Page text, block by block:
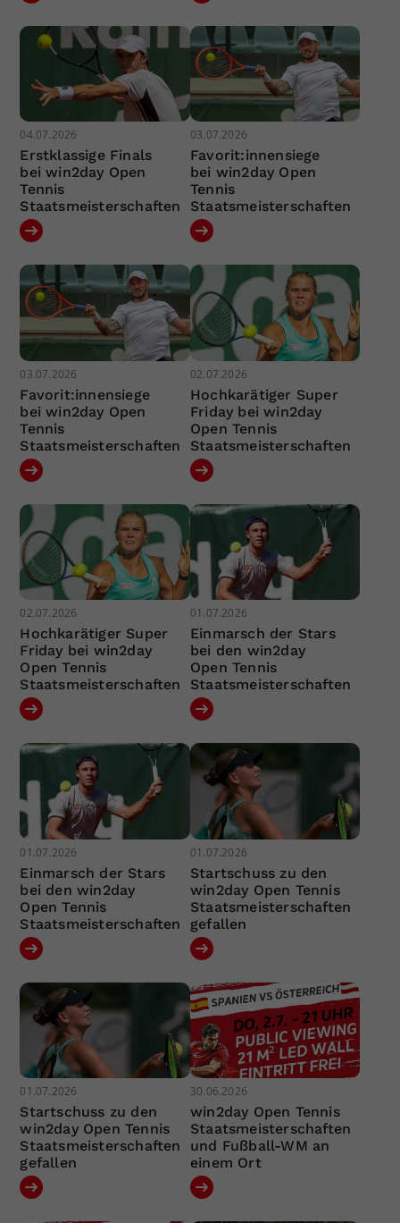
04.07.2026
Erstklassige Finals
bei win2day Open
Tennis
Staatsmeisterschaften
03.07.2026
Favorit:innensiege
bei win2day Open
Tennis
Staatsmeisterschaften
03.07.2026
Favorit:innensiege
bei win2day Open
Tennis
Staatsmeisterschaften
02.07.2026
Hochkarätiger Super
Friday bei win2day
Open Tennis
Staatsmeisterschaften
02.07.2026
Hochkarätiger Super
Friday bei win2day
Open Tennis
Staatsmeisterschaften
01.07.2026
Einmarsch der Stars
bei den win2day
Open Tennis
Staatsmeisterschaften
01.07.2026
Einmarsch der Stars
bei den win2day
Open Tennis
Staatsmeisterschaften
01.07.2026
Startschuss zu den
win2day Open Tennis
Staatsmeisterschaften
gefallen
01.07.2026
Startschuss zu den
win2day Open Tennis
Staatsmeisterschaften
gefallen
30.06.2026
win2day Open Tennis
Staatsmeisterschaften
und Fußball-WM an
einem Ort